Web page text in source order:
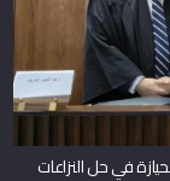
في حل النزاعات